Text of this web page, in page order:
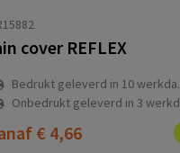
cover REFLEX
Bedrukt geleverd in 10 werkdag(en)
Onbedrukt geleverd in 3 werkdag(en)
€ 4,66